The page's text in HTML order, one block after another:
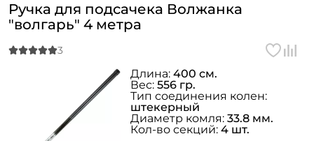
Ручка для подсачека Волжанка
"волгарь" 4 метра
Длина: 400 см.
Вес: 556 гр.
Тип соединения колен:
штекерный
Диаметр комля: 33.8 мм.
Кол-во секций: 4 шт.